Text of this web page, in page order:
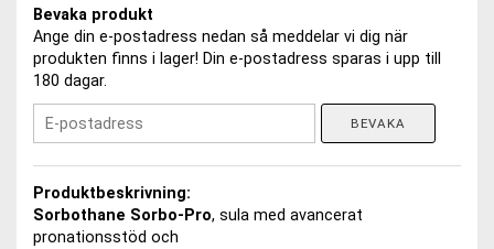
Bevaka produkt
Ange din e-postadress nedan så meddelar vi dig när
produkten finns i lager! Din e-postadress sparas i upp till
180 dagar.
BEVAKA
Produktbeskrivning:
Sorbothane Sorbo-Pro, sula med avancerat
pronationsstöd och